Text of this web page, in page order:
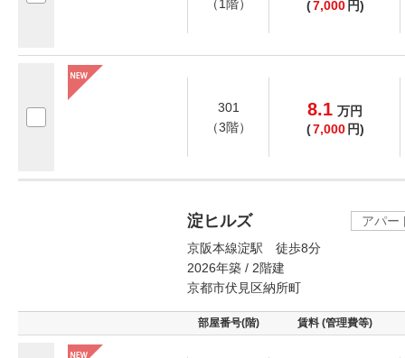
（1階）
(7,000 円)
301
（3階）
8.1 万円
(7,000 円)
淀ヒルズ
アパー
京阪本線淀駅 徒歩8分
2026年築 / 2階建
京都市伏見区納所町
部屋番号(階) 賃料 (管理費等)